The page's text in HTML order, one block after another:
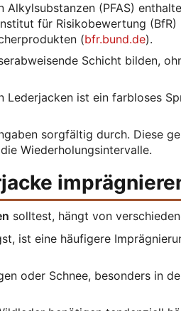
(PFAS)
für Risikobewertung
(bfr.bund.de).
Schicht bilden,
Lederjacken ist ein farbloses
sorgfältig durch. Diese
Wiederholungsintervalle.
solltest, hängt von
ist eine häufigere
oder Schnee, besonders in